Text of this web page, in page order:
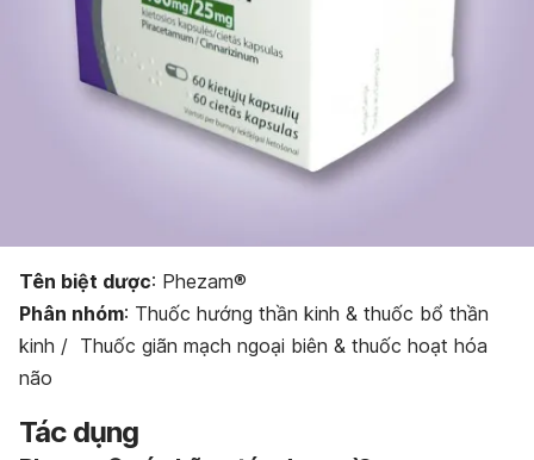
Tên biệt dược: Phezam®
Phân nhóm: Thuốc hướng thần kinh & thuốc bổ thần
kinh / Thuốc giãn mạch ngoại biên & thuốc hoạt hóa
não
Tác dụng